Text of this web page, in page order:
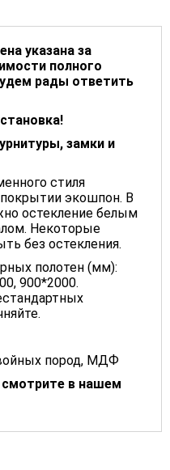
указана за
полного
рады ответить
замки и
стиля
экошпон. В
остекление белым
Некоторые
без остекления.
полотен (мм):
900*2000.
пород, МДФ
в нашем